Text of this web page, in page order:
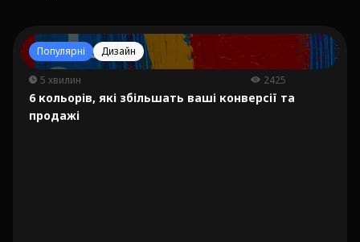
Популярні Дизайн
5 хвилин 2425
6 кольорів, які збільшать ваші конверсії та
продажі